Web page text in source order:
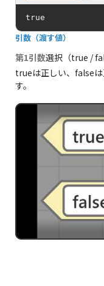
true
引数（渡す値）
第1引数選択（true /
trueは正しい、false
す。